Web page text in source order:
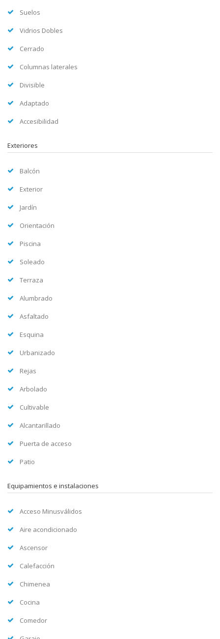
Suelos
Vidrios Dobles
Cerrado
Columnas laterales
Divisible
Adaptado
Accesibilidad
Exteriores
Balcón
Exterior
Jardín
Orientación
Piscina
Soleado
Terraza
Alumbrado
Asfaltado
Esquina
Urbanizado
Rejas
Arbolado
Cultivable
Alcantarillado
Puerta de acceso
Patio
Equipamientos e instalaciones
Acceso Minusválidos
Aire acondicionado
Ascensor
Calefacción
Chimenea
Cocina
Comedor